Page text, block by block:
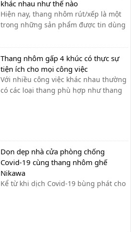
chống dịch COVID-19, bạn có thời gian
để...
khác nhau như thế nào
Hiện nay, thang nhôm rút/xếp là một
trong những sản phẩm được tin dùng
những tính năng an toàn thuận tiện,
đặc biệt với khả năng rút gọn thang
sau khi sử dụng giúp tiết kiệm diện
tích cất giữ cũng như thuận tiện t...
Thang nhôm gấp 4 khúc có thực sự
tiện ích cho mọi công việc
Với nhiều công việc khác nhau thường
có các loại thang phù hợp như thang
bởi sự tiện dụng mà nó mang lại. Đây
là [...
Dọn dẹp nhà cửa phòng chống
Covid-19 cùng thang nhôm ghế
Nikawa
Kể từ khi dịch Covid-19 bùng phát cho